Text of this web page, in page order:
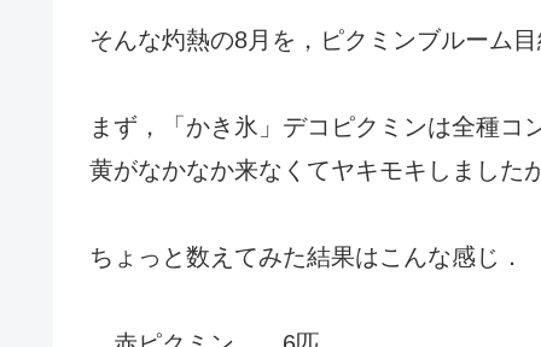
そんな灼熱の8月を，ピクミンブルーム
まず，「かき氷」デコピクミンは全種コ
黄がなかなか来なくてヤキモキしました
ちょっと数えてみた結果はこんな感じ．